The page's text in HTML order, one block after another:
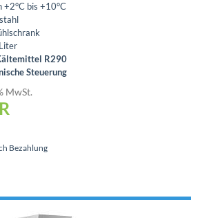
+2°C bis +10°C
R290
Steuerung
MwSt.
Bezahlung